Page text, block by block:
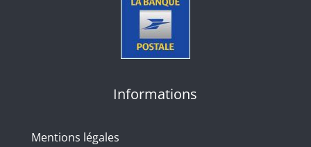
Informations
Mentions légales